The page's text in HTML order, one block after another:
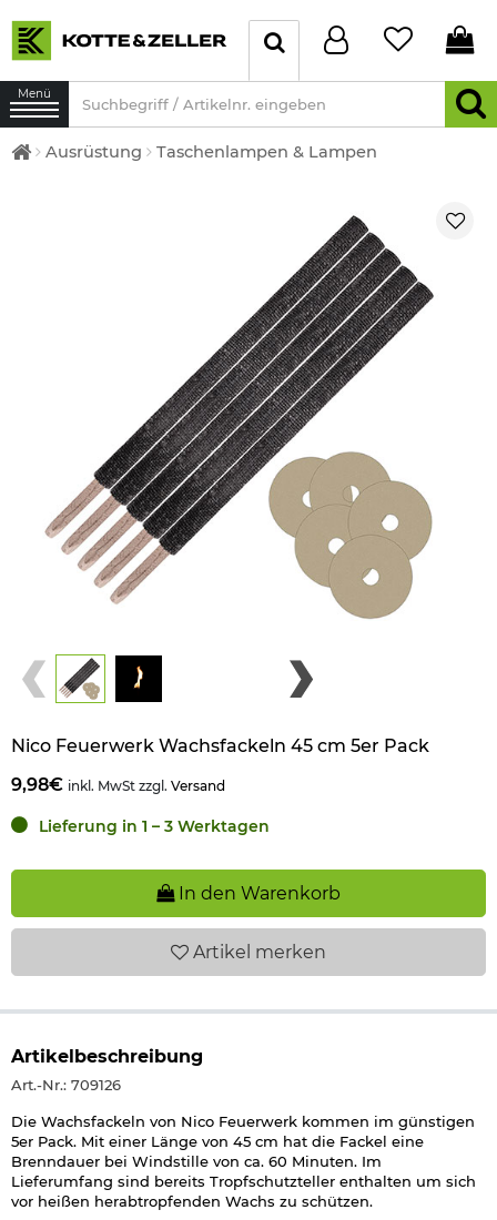
Menü
Ausrüstung Taschenlampen & Lampen
Nico Feuerwerk Wachsfackeln 45 cm 5er Pack
9,98€ inkl. MwSt zzgl. Versand
Lieferung in 1 – 3 Werktagen
In den Warenkorb
Artikel merken
Artikelbeschreibung
Art.-Nr.: 709126
Die Wachsfackeln von Nico Feuerwerk kommen im günstigen
5er Pack. Mit einer Länge von 45 cm hat die Fackel eine
Brenndauer bei Windstille von ca. 60 Minuten. Im
Lieferumfang sind bereits Tropfschutzteller enthalten um sich
vor heißen herabtropfenden Wachs zu schützen.